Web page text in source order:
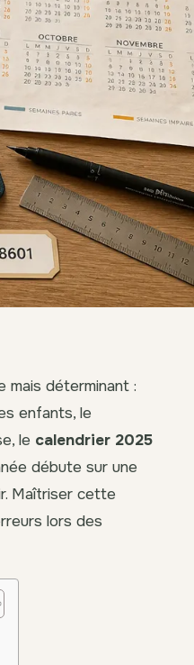
mais déterminant :
enfants, le
le calendrier 2025
débute sur une
Maîtriser cette
lors des